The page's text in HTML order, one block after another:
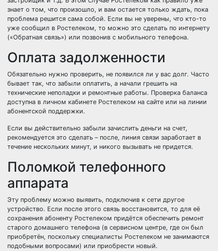
знает о том, что произошло, и вам остается только ждать, пока
проблема решится сама собой. Если вы не уверены, что кто-то
уже сообщил в Ростелеком, то можно это сделать по интернету
(«Обратная связь») или позвонив с мобильного телефона.
Оплата задолженности
Обязательно нужно проверить, не появился ли у вас долг. Часто
бывает так, что забыли оплатить, а начали грешить на
технические неполадки и ремонтные работы. Проверка баланса
доступна в личном кабинете Ростелеком на сайте или на линии
абонентской поддержки.
Если вы действительно забыли зачислить деньги на счет,
рекомендуется это сделать – после, линия связи заработает в
течение нескольких минут, и никого вызывать не придется.
Поломкой телефонного
аппарата
Эту проблему можно выявить, подключив к сети другое
устройство. Если после этого связь восстановится, то для её
сохранения абоненту Ростелеком придётся обеспечить ремонт
старого домашнего телефона (в сервисном центре, где он был
приобретён, поскольку специалисты Ростелеком не занимаются
подобными вопросами) или приобрести новый.